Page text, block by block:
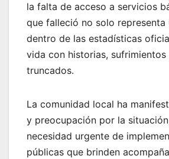
la falta de acceso a servicios
que falleció no solo representa
dentro de las estadísticas
vida con historias, sufrimientos
truncados.
La comunidad local ha
y preocupación por la
necesidad urgente de
públicas que brinden